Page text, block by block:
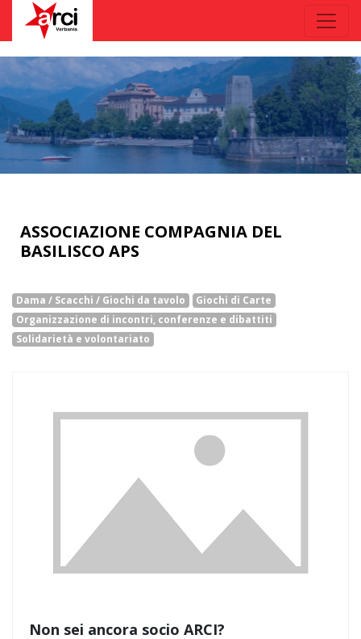
ASSOCIAZIONE COMPAGNIA DEL
BASILISCO APS
Dama / Scacchi / Giochi da tavolo
Giochi di Carte
Organizzazione di incontri, conferenze e dibattiti
Solidarietà e volontariato
Non sei ancora socio ARCI?